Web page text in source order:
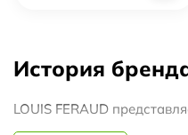
История
LOUIS FERAUD
созданный молодым и